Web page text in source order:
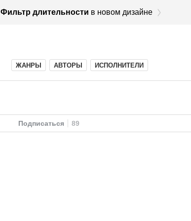
Фильтр длительности в новом дизайне
ЖАНРЫ АВТОРЫ ИСПОЛНИТЕЛИ
Подписаться 89